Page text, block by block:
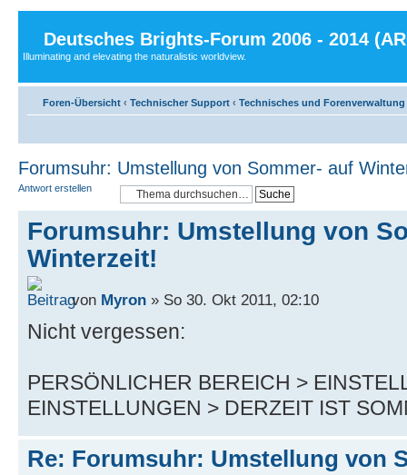
Deutsches Brights-Forum 2006 - 2014
Illuminating and elevating the naturalistic worldview.
Foren-Übersicht ‹ Technischer Support ‹ Technisches und Forenverwaltung
Forumsuhr: Umstellung von Sommer- auf
Antwort erstellen
Forumsuhr: Umstellung von
Winterzeit!
von Myron » So 30. Okt 2011, 02:10
Nicht vergessen:
PERSÖNLICHER BEREICH >
EINSTELLUNGEN > DERZEIT IST
Re: Forumsuhr: Umstellung von